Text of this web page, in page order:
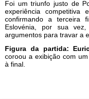
Foi um triunfo justo de
experiência competitiva
confirmando a terceira
Eslovénia, por sua
argumentos para travar a
Figura da partida:
coroou a exibição com
à final.